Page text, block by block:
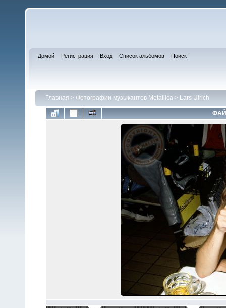
Домой Регистрация Вход Список альбомов Поиск
Главная > Фотографии музыкантов Metallica > Lars Ulrich